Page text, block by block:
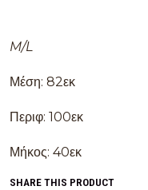
M/L
Μέση: 82εκ
Περιφ: 100εκ
Μήκος: 40εκ
SHARE THIS PRODUCT